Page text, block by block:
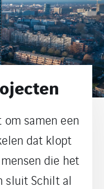
samen een
dat klopt
die het
sluit Schilt al